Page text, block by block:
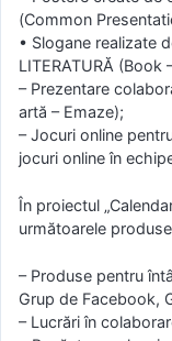
(Common
• Slogane realizate
LITERATURĂ (Book
– Prezentare
artă – Emaze);
– Jocuri online
jocuri online în
În proiectul
următoarele
– Produse pentru
Grup de Facebook,
– Lucrări în